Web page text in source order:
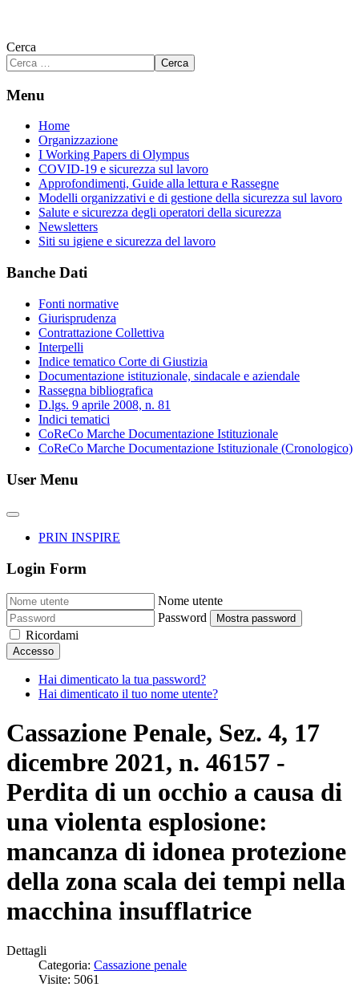
Cerca
Cerca
Menu
Home
Organizzazione
I Working Papers di Olympus
COVID-19 e sicurezza sul lavoro
Approfondimenti, Guide alla lettura e Rassegne
Modelli organizzativi e di gestione della sicurezza sul lavoro
Salute e sicurezza degli operatori della sicurezza
Newsletters
Siti su igiene e sicurezza del lavoro
Banche Dati
Fonti normative
Giurisprudenza
Contrattazione Collettiva
Interpelli
Indice tematico Corte di Giustizia
Documentazione istituzionale, sindacale e aziendale
Rassegna bibliografica
D.lgs. 9 aprile 2008, n. 81
Indici tematici
CoReCo Marche Documentazione Istituzionale
CoReCo Marche Documentazione Istituzionale (Cronologico)
User Menu
PRIN INSPIRE
Login Form
Nome utente
Password
Mostra password
Ricordami
Accesso
Hai dimenticato la tua password?
Hai dimenticato il tuo nome utente?
Cassazione Penale, Sez. 4, 17
dicembre 2021, n. 46157 -
Perdita di un occhio a causa di
una violenta esplosione:
mancanza di idonea protezione
della zona scala dei tempi nella
macchina insufflatrice
Dettagli
Categoria: Cassazione penale
Visite: 5061